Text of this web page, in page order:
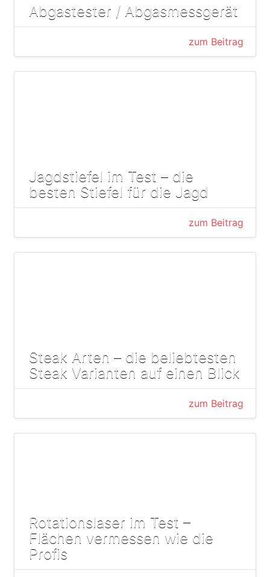
Abgastester / Abgasmessgerät
zum Beitrag
Jagdstiefel im Test – die
besten Stiefel für die Jagd
zum Beitrag
Steak Arten – die beliebtesten
Steak Varianten auf einen Blick
zum Beitrag
Rotationslaser im Test –
Flächen vermessen wie die
Profis